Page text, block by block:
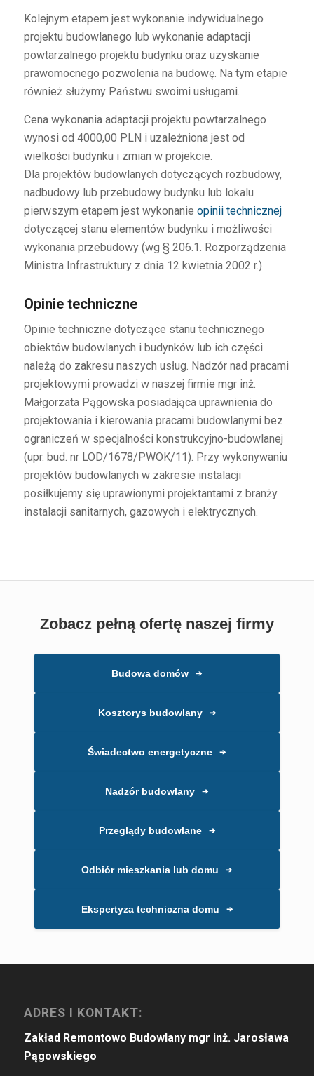
Kolejnym etapem jest wykonanie indywidualnego
projektu budowlanego lub wykonanie adaptacji
powtarzalnego projektu budynku oraz uzyskanie
prawomocnego pozwolenia na budowę. Na tym etapie
również służymy Państwu swoimi usługami.
Cena wykonania adaptacji projektu powtarzalnego
wynosi od 4000,00 PLN i uzależniona jest od
wielkości budynku i zmian w projekcie.
Dla projektów budowlanych dotyczących rozbudowy,
nadbudowy lub przebudowy budynku lub lokalu
pierwszym etapem jest wykonanie opinii technicznej
dotyczącej stanu elementów budynku i możliwości
wykonania przebudowy (wg § 206.1. Rozporządzenia
Ministra Infrastruktury z dnia 12 kwietnia 2002 r.)
Opinie techniczne
Opinie techniczne dotyczące stanu technicznego
obiektów budowlanych i budynków lub ich części
należą do zakresu naszych usług. Nadzór nad pracami
projektowymi prowadzi w naszej firmie mgr inż.
Małgorzata Pągowska posiadająca uprawnienia do
projektowania i kierowania pracami budowlanymi bez
ograniczeń w specjalności konstrukcyjno-budowlanej
(upr. bud. nr LOD/1678/PWOK/11). Przy wykonywaniu
projektów budowlanych w zakresie instalacji
posiłkujemy się uprawionymi projektantami z branży
instalacji sanitarnych, gazowych i elektrycznych.
Zobacz pełną ofertę naszej firmy
Budowa domów ➔
Kosztorys budowlany ➔
Świadectwo energetyczne ➔
Nadzór budowlany ➔
Przeglądy budowlane ➔
Odbiór mieszkania lub domu ➔
Ekspertyza techniczna domu ➔
ADRES I KONTAKT:
Zakład Remontowo Budowlany mgr inż. Jarosława
Pągowskiego